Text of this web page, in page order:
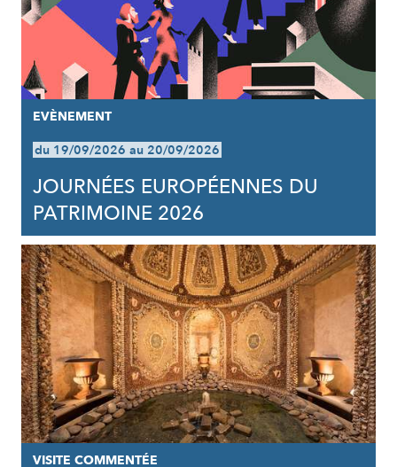
EVÈNEMENT
du 19/09/2026 au 20/09/2026
JOURNÉES EUROPÉENNES DU
PATRIMOINE 2026
VISITE COMMENTÉE